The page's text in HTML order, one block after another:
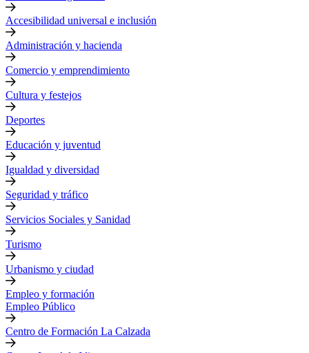
Accesibilidad universal e inclusión
Administración y hacienda
Comercio y emprendimiento
Cultura y festejos
Deportes
Educación y juventud
Igualdad y diversidad
Seguridad y tráfico
Servicios Sociales y Sanidad
Turismo
Urbanismo y ciudad
Empleo y formación
Empleo Público
Centro de Formación La Calzada